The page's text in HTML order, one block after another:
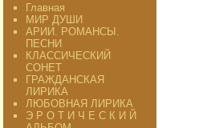
Главная
МИР ДУШИ
АРИИ. РОМАНСЫ.
ПЕСНИ
КЛАССИЧЕСКИЙ
СОНЕТ
ГРАЖДАНСКАЯ
ЛИРИКА
ЛЮБОВНАЯ ЛИРИКА
Э Р О Т И Ч Е С К И Й